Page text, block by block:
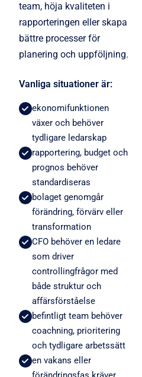
team, höja kvaliteten i
rapporteringen eller skapa
bättre processer för
planering och uppföljning.
Vanliga situationer är:
ekonomifunktionen
växer och behöver
tydligare ledarskap
rapportering, budget och
prognos behöver
standardiseras
bolaget genomgår
förändring, förvärv eller
transformation
CFO behöver en ledare
som driver
controllingfrågor med
både struktur och
affärsförståelse
befintligt team behöver
coachning, prioritering
och tydligare arbetssätt
en vakans eller